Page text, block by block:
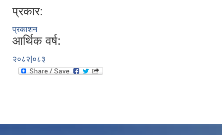
प्रकार:
प्रकाशन
आर्थिक वर्ष:
२०८२|०८३